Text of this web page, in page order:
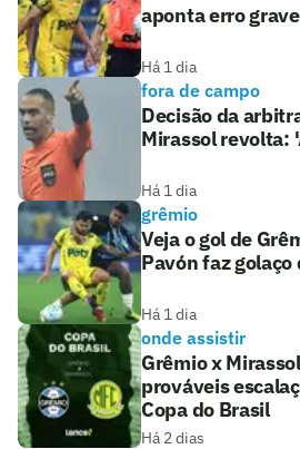
aponta erro
Há 1 dia
fora de campo
Decisão da
Mirassol revolta:
Há 1 dia
grêmio
Veja o gol de
Pavón faz
Há 1 dia
onde assistir
Grêmio x
prováveis
Copa do Brasil
Há 2 dias